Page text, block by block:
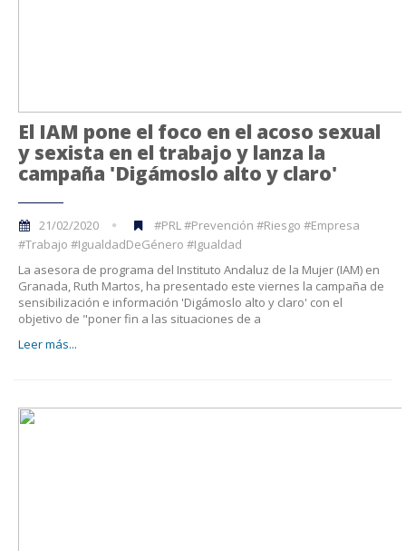
El IAM pone el foco en el acoso sexual
y sexista en el trabajo y lanza la
campaña 'Digámoslo alto y claro'
21/02/2020
#PRL #Prevención #Riesgo #Empresa
#Trabajo #IgualdadDeGénero #Igualdad
La asesora de programa del Instituto Andaluz de la Mujer (IAM) en
Granada, Ruth Martos, ha presentado este viernes la campaña de
sensibilización e información 'Digámoslo alto y claro' con el
objetivo de "poner fin a las situaciones de a
Leer más...